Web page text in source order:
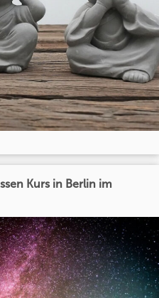
Kurs in Berlin im